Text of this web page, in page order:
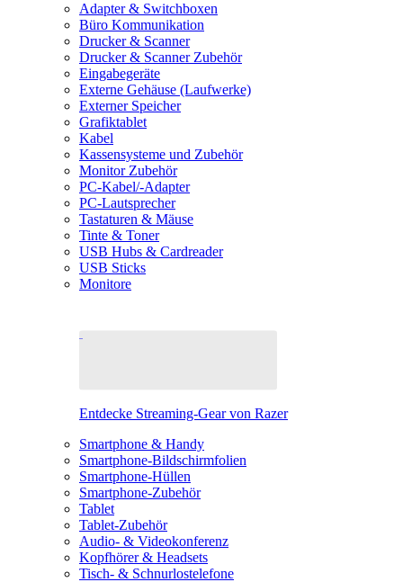
Adapter & Switchboxen
Büro Kommunikation
Drucker & Scanner
Drucker & Scanner Zubehör
Eingabegeräte
Externe Gehäuse (Laufwerke)
Externer Speicher
Grafiktablet
Kabel
Kassensysteme und Zubehör
Monitor Zubehör
PC-Kabel/-Adapter
PC-Lautsprecher
Tastaturen & Mäuse
Tinte & Toner
USB Hubs & Cardreader
USB Sticks
Monitore
Entdecke Streaming-Gear von Razer
Smartphone & Handy
Smartphone-Bildschirmfolien
Smartphone-Hüllen
Smartphone-Zubehör
Tablet
Tablet-Zubehör
Audio- & Videokonferenz
Kopfhörer & Headsets
Tisch- & Schnurlostelefone